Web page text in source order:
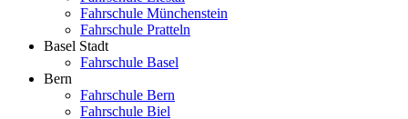
Fahrschule Münchenstein
Fahrschule Pratteln
Basel Stadt
Fahrschule Basel
Bern
Fahrschule Bern
Fahrschule Biel